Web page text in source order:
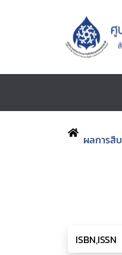
ผลการสื